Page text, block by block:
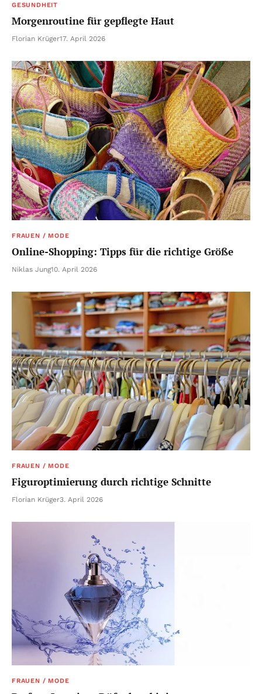
GESUNDHEIT
Morgenroutine für gepflegte Haut
Florian Krüger17. April 2026
FRAUEN / MODE
Online-Shopping: Tipps für die richtige Größe
Niklas Jung10. April 2026
FRAUEN / MODE
Figuroptimierung durch richtige Schnitte
Florian Krüger3. April 2026
FRAUEN / MODE